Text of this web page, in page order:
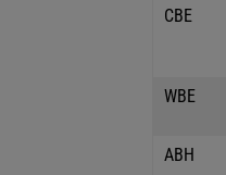
CBE
WBE
ABH